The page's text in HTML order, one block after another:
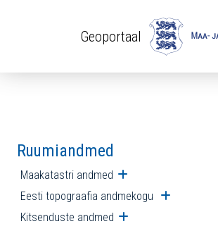
Geoportaal
Ruumiandmed
Maakatastri andmed Ava alammenüü
Eesti topograafia andmekogu Ava
Kitsenduste andmed Ava alammenüü